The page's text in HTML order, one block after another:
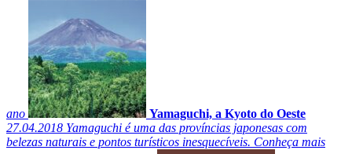
ano
Yamaguchi, a Kyoto do Oeste
27.04.2018 Yamaguchi é uma das províncias japonesas com
belezas naturais e pontos turísticos inesquecíveis. Conheça mais